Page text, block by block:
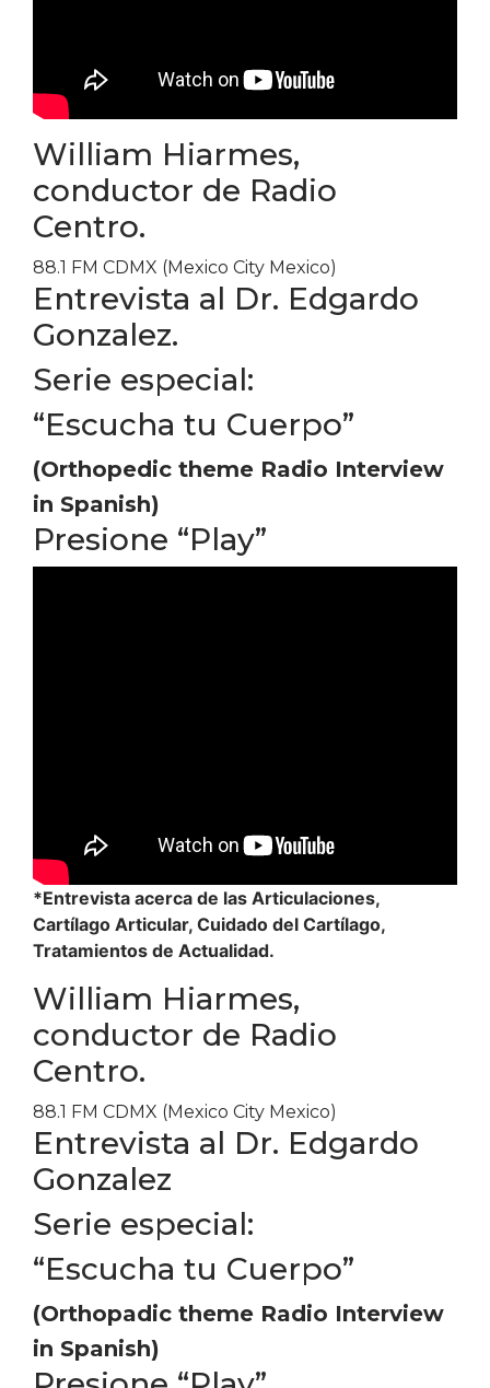
William Hiarmes,
conductor de Radio
Centro.
88.1 FM CDMX (Mexico City Mexico)
Entrevista al Dr. Edgardo
Gonzalez.
Serie especial:
“Escucha tu Cuerpo”
(Orthopedic theme Radio Interview
in Spanish)
Presione “Play”
*Entrevista acerca de las Articulaciones,
Cartílago Articular, Cuidado del Cartílago,
Tratamientos de Actualidad.
William Hiarmes,
conductor de Radio
Centro.
88.1 FM CDMX (Mexico City Mexico)
Entrevista al Dr. Edgardo
Gonzalez
Serie especial:
“Escucha tu Cuerpo”
(Orthopadic theme Radio Interview
in Spanish)